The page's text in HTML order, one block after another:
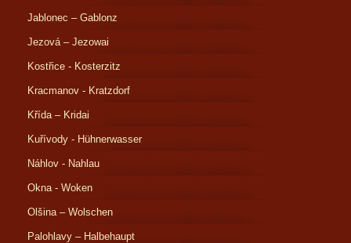
Jablonec – Gablonz
Jezová – Jezowai
Kostřice - Kosterzitz
Kracmanov - Kratzdorf
Křída – Kridai
Kuřívody - Hühnerwasser
Náhlov - Nahlau
Okna - Woken
Olšina – Wolschen
Palohlavy – Halbehaupt